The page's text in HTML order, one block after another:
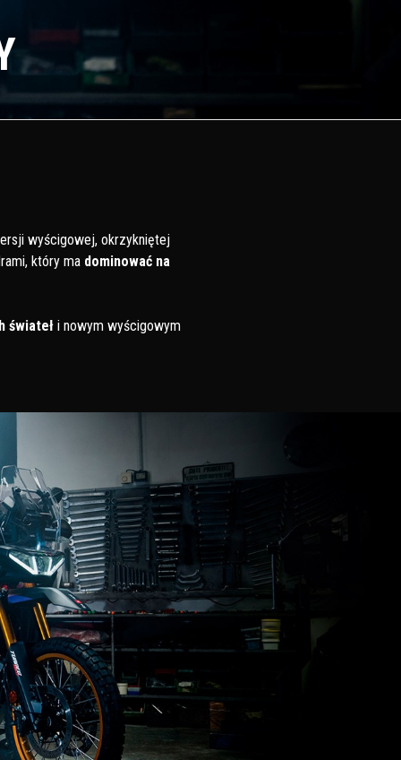
wyścigowej, okrzykniętej
który ma dominować na
światełi nowym wyścigowym